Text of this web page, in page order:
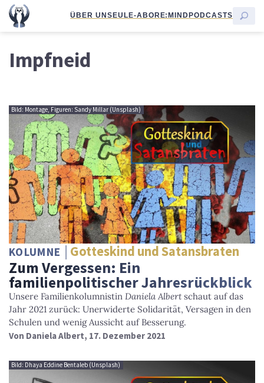
ÜBER UNSEULE-ABORE:MINDPODCASTS
Impfneid
Bild: Montage, Figuren: Sandy Millar (Unsplash)
KOLUMNE Gotteskind und Satansbraten
Zum Vergessen: Ein
familienpolitischer Jahresrückblick
Unsere Familienkolumnistin Daniela Albertschaut auf das
Jahr 2021 zurück: Unerwiderte Solidarität, Versagen in den
Schulen und wenig Aussicht auf Besserung.
Von Daniela Albert, 17. Dezember 2021
Bild: Dhaya Eddine Bentaleb (Unsplash)